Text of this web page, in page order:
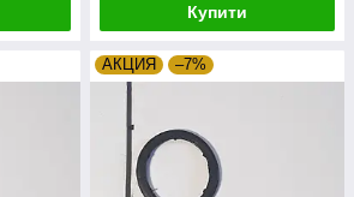
Купити
АКЦИЯ –7%